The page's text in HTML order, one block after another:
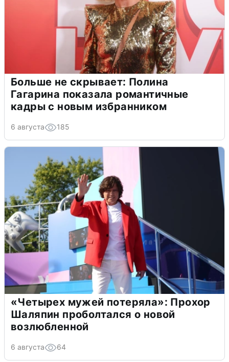
Больше не скрывает: Полина
Гагарина показала романтичные
кадры с новым избранником
6 августа 185
«Четырех мужей потеряла»: Прохор
Шаляпин проболтался о новой
возлюбленной
6 августа 64